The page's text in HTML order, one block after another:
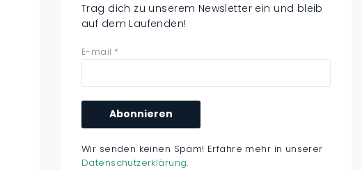
Trag dich zu unserem Newsletter ein und bleib
auf dem Laufenden!
E-mail *
Wir senden keinen Spam! Erfahre mehr in unserer
Datenschutzerklärung.